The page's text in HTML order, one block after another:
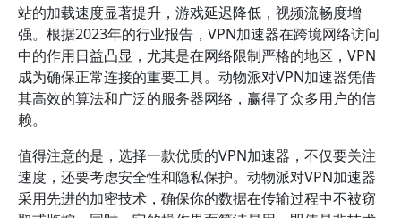
站的加载速度显著提升，游戏延迟降低，视频流畅度增
强。根据2023年的行业报告，VPN加速器在跨境网络访问
中的作用日益凸显，尤其是在网络限制严格的地区，VPN
成为确保正常连接的重要工具。动物派对VPN加速器凭借
其高效的算法和广泛的服务器网络，赢得了众多用户的信
赖。
值得注意的是，选择一款优质的VPN加速器，不仅要关注
速度，还要考虑安全性和隐私保护。动物派对VPN加速器
采用先进的加密技术，确保你的数据在传输过程中不被窃